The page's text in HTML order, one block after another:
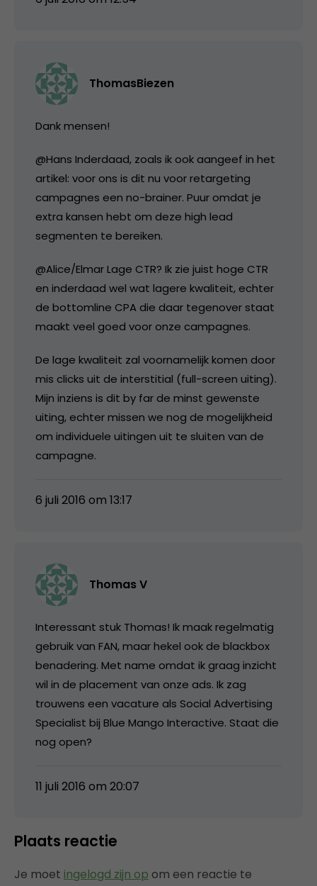
ThomasBiezen
Dank mensen!
@Hans Inderdaad, zoals ik ook aangeef in het
artikel: voor ons is dit nu voor retargeting
campagnes een no-brainer. Puur omdat je
extra kansen hebt om deze high lead
segmenten te bereiken.
@Alice/Elmar Lage CTR? Ik zie juist hoge CTR
en inderdaad wel wat lagere kwaliteit, echter
de bottomline CPA die daar tegenover staat
maakt veel goed voor onze campagnes.
De lage kwaliteit zal voornamelijk komen door
mis clicks uit de interstitial (full-screen uiting).
Mijn inziens is dit by far de minst gewenste
uiting, echter missen we nog de mogelijkheid
om individuele uitingen uit te sluiten van de
campagne.
6 juli 2016 om 13:17
Thomas V
Interessant stuk Thomas! Ik maak regelmatig
gebruik van FAN, maar hekel ook de blackbox
benadering. Met name omdat ik graag inzicht
wil in de placement van onze ads. Ik zag
trouwens een vacature als Social Advertising
Specialist bij Blue Mango Interactive. Staat die
nog open?
11 juli 2016 om 20:07
Plaats reactie
Je moet ingelogd zijn op om een reactie te